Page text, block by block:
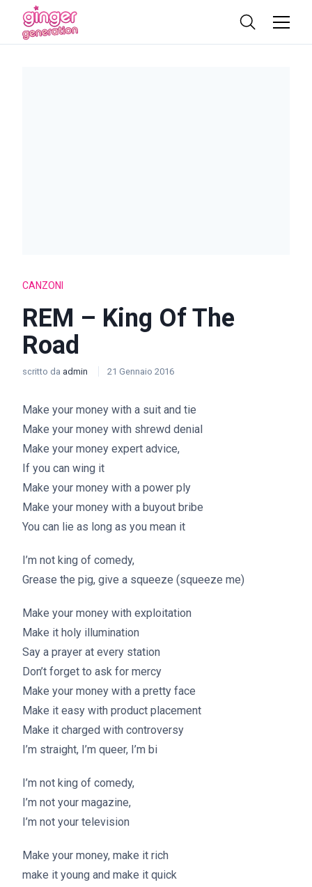
CANZONI
REM – King Of The
Road
scritto da admin 21 Gennaio 2016
Make your money with a suit and tie
Make your money with shrewd denial
Make your money expert advice,
If you can wing it
Make your money with a power ply
Make your money with a buyout bribe
You can lie as long as you mean it
I’m not king of comedy,
Grease the pig, give a squeeze (squeeze me)
Make your money with exploitation
Make it holy illumination
Say a prayer at every station
Don’t forget to ask for mercy
Make your money with a pretty face
Make it easy with product placement
Make it charged with controversy
I’m straight, I’m queer, I’m bi
I’m not king of comedy,
I’m not your magazine,
I’m not your television
Make your money, make it rich
make it young and make it quick